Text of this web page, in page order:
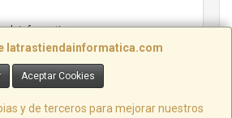
latrastiendainformatica.com
Aceptar Cookies
y de terceros para mejorar nuestros